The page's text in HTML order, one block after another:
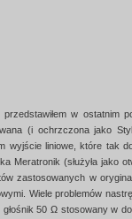
w ostatnim
(i ochrzczona jako
wyjście liniowe, które tak
Meratronik (służyła jako
zastosowanych w
Wiele problemów
50 Ω stosowany w